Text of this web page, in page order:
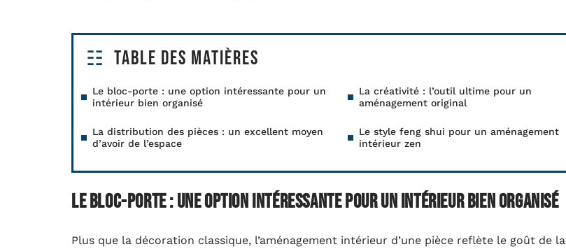
Table des matières
Le bloc-porte : une option intéressante pour un
intérieur bien organisé
La créativité : l’outil ultime pour un
aménagement original
La distribution des pièces : un excellent moyen
d’avoir de l’espace
Le style feng shui pour un aménagement
intérieur zen
Le bloc-porte : une option intéressante pour un intérieur bien organisé
Plus que la décoration classique, l’aménagement intérieur d’une pièce reflète le goût de la